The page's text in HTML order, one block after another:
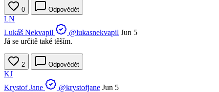
0 Odpovědět
LN
Lukáš Nekvapil
@lukasnekvapil Jun 5
Já se určitě také těším.
2 Odpovědět
KJ
Krystof Jane
@krystofjane Jun 5